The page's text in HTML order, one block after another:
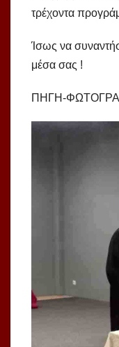
τρέχοντα
Ίσως να
μέσα σας !
ΠΗΓΗ-